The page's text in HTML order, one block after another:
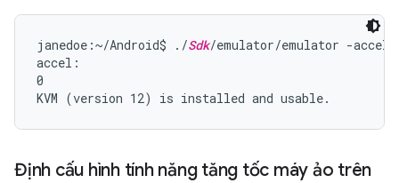
janedoe:~/Android$ ./Sdk/emulator/emulator -accel-
accel:
0
Định cấu hình tính năng tăng tốc máy ảo trên